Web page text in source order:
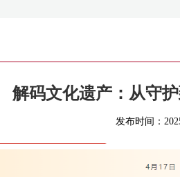
解码文化遗产：从守
发布时间：